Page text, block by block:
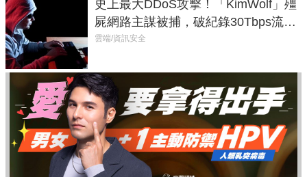
史上最大DDoS攻擊！「KimWolf」殭
屍網路主謀被捕，破紀錄30Tbps流量
癱瘓全球！
雲端/資訊安全